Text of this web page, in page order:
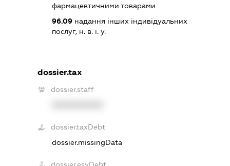
фармацевтичними товарами
96.09надання інших індивідуальних
послуг, н. в. і. у.
dossier.tax
dossier.staff
dossier.taxDebt
dossier.missingData